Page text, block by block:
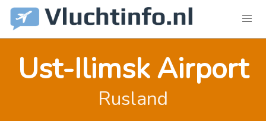
Ust-Ilimsk Airport
Rusland